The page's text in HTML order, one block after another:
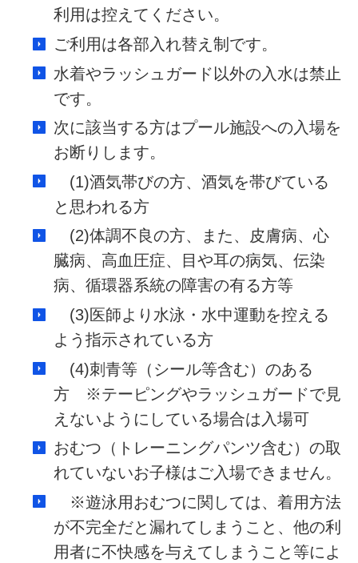
利用は控えてください。
ご利用は各部入れ替え制です。
水着やラッシュガード以外の入水は禁止
です。
次に該当する方はプール施設への入場を
お断りします。
(1)酒気帯びの方、酒気を帯びている
と思われる方
(2)体調不良の方、また、皮膚病、心
臓病、高血圧症、目や耳の病気、伝染
病、循環器系統の障害の有る方等
(3)医師より水泳・水中運動を控える
よう指示されている方
(4)刺青等（シール等含む）のある
方 ※テーピングやラッシュガードで見
えないようにしている場合は入場可
おむつ（トレーニングパンツ含む）の取
れていないお子様はご入場できません。
※遊泳用おむつに関しては、着用方法
が不完全だと漏れてしまうこと、他の利
用者に不快感を与えてしまうこと等によ